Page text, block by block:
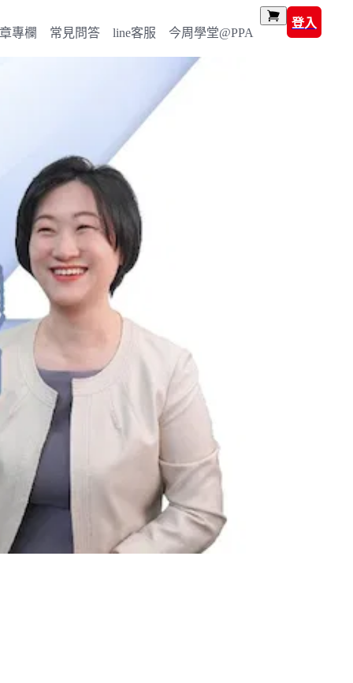
專欄 常見問答 line客服 今周學堂@PPA
登入